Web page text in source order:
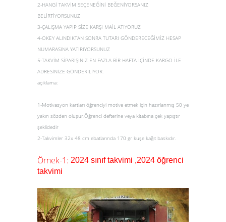
2-HANGİ TAKVİM SEÇENEĞİNİ BEĞENİYORSANIZ
BELİRTİYORSUNUZ
3-ÇALIŞMA YAPIP SİZE KARŞI MAİL ATIYORUZ
4-OKEY ALINDIKTAN SONRA TUTARI GÖNDERECEĞİMİZ HESAP
NUMARASINA YATIRIYORSUNUZ
5-TAKVİM SİPARİŞİNİZ EN FAZLA BİR HAFTA İÇİNDE KARGO İLE
ADRESİNİZE GÖNDERİLİYOR.
açıklama:
1-Motivasyon kartları öğrenciyi motive etmek için hazırlanmış 50 ye
yakın sözden oluşur.Öğrenci defterine veya kitabına çek yapıştır
şeklidedir
2-Takvimler 32x 48 cm ebatlarında 170 gr kuşe kağıt baskıdır.
Örnek-1: 2024 sınıf takvimi ,2024 öğrenci
takvimi